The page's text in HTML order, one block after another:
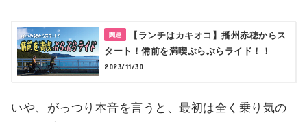
【ランチはカキオコ】播州赤穂からス
タート！備前を満喫ぶらぶらライド！！
2023/11/30
いや、がっつり本音を言うと、最初は全く乗り気の